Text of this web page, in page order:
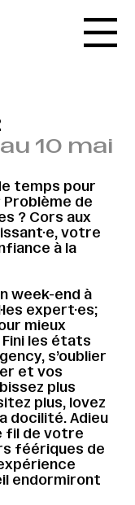
10 mai
temps pour
Problème de
? Cors aux
votre
à la
week-end à
expert·es;
mieux
les états
s’oublier
et vos
plus
plus, lovez
docilité. Adieu
fil de votre
féériques de
endormiront